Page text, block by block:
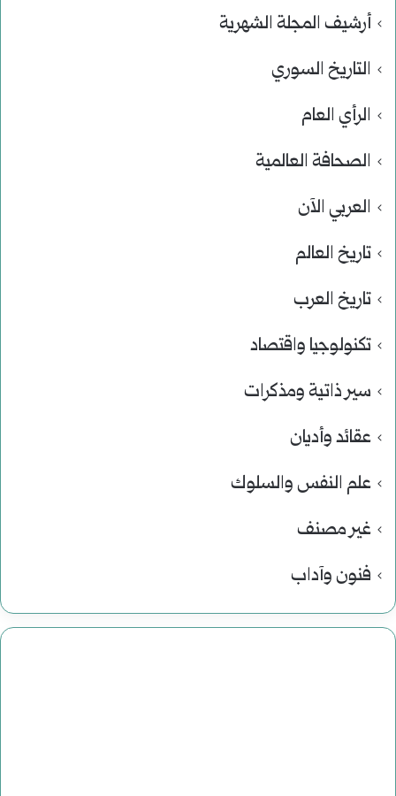
أرشيف المجلة الشهرية
التاريخ السوري
الرأي العام
الصحافة العالمية
العربي الآن
تاريخ العالم
تاريخ العرب
تكنولوجيا واقتصاد
سير ذاتية ومذكرات
عقائد وأديان
علم النفس والسلوك
غير مصنف
فنون وآداب